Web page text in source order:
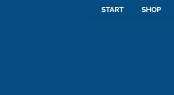
START SHOP